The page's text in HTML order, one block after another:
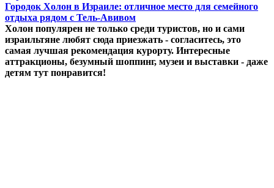
Городок Холон в Израиле: отличное место для семейного
отдыха рядом с Тель-Авивом
Холон популярен не только среди туристов, но и сами
израильтяне любят сюда приезжать - согласитесь, это
самая лучшая рекомендация курорту. Интересные
аттракционы, безумный шоппинг, музеи и выставки - даже
детям тут понравится!